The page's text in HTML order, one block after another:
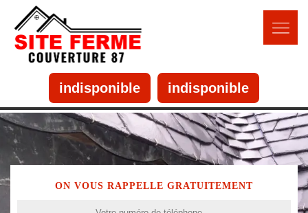
indisponible indisponible
ON VOUS RAPPELLE GRATUITEMENT